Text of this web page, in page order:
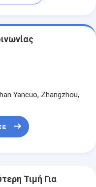
Yancuo, Zhangzhou,
Τιμή Για